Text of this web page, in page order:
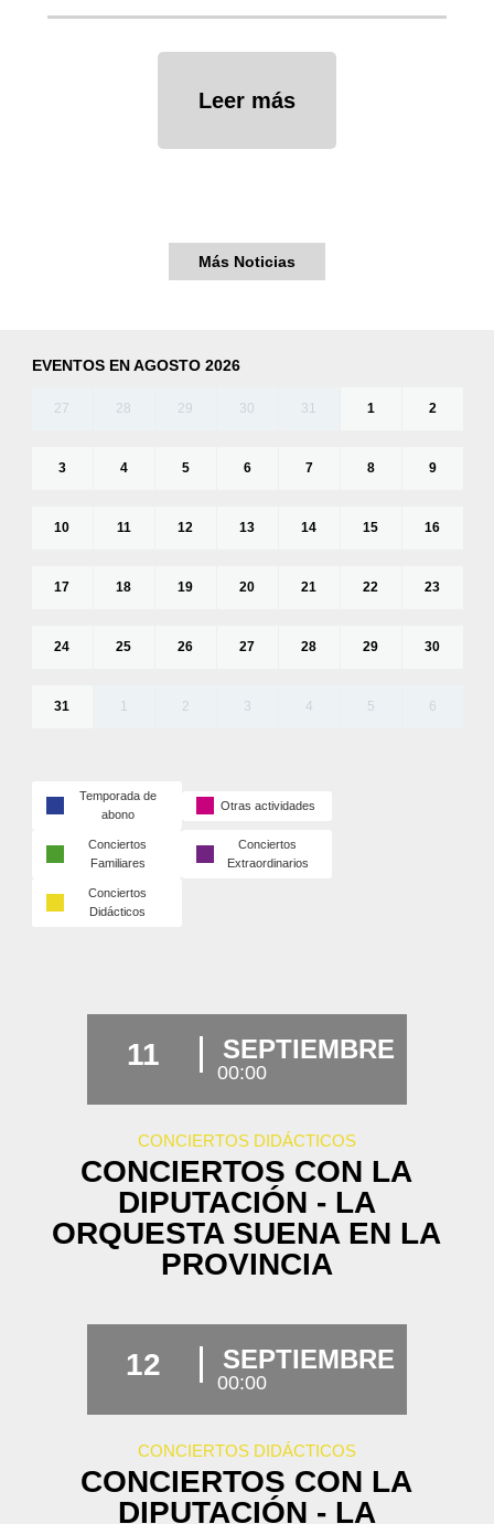
Leer más
Más Noticias
EVENTOS EN AGOSTO 2026
27 28 29 30 31 1 2
3 4 5 6 7 8 9
10 11 12 13 14 15 16
17 18 19 20 21 22 23
24 25 26 27 28 29 30
31 1 2 3 4 5 6
Temporada de
abono
Otras actividades
Conciertos
Familiares
Conciertos
Extraordinarios
Conciertos
Didácticos
11 SEPTIEMBRE
00:00
CONCIERTOS DIDÁCTICOS
CONCIERTOS CON LA
DIPUTACIÓN - LA
ORQUESTA SUENA EN LA
PROVINCIA
12 SEPTIEMBRE
00:00
CONCIERTOS DIDÁCTICOS
CONCIERTOS CON LA
DIPUTACIÓN - LA